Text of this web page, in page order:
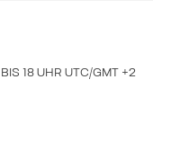
18 UHR UTC/GMT +2